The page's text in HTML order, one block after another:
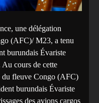
une délégation
(AFC)/ M23, a tenu
burundais Évariste
cours de cette
du fleuve Congo (AFC)
burundais Évariste
des avions cargos